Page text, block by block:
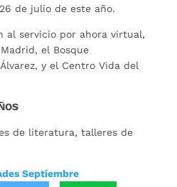
de julio de este año.
al servicio por ahora virtual,
el Bosque
y el Centro Vida del
de literatura, talleres de
Septiembre